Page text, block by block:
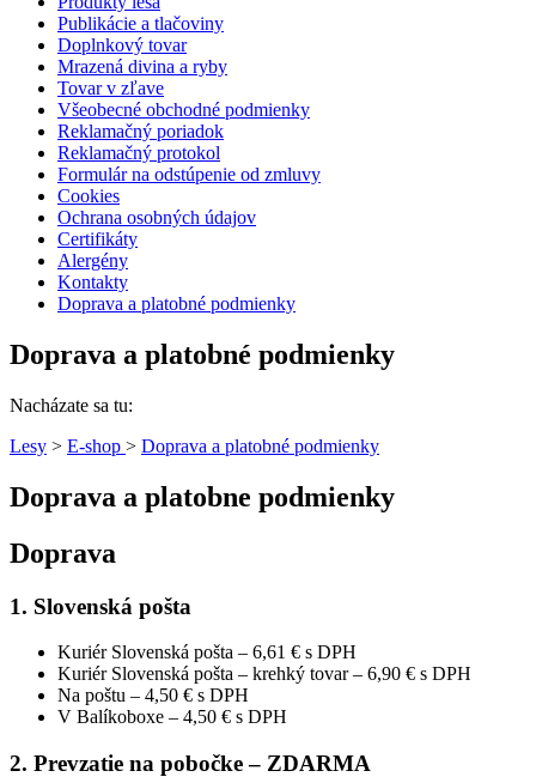
Publikácie a tlačoviny
Doplnkový tovar
Mrazená divina a ryby
Tovar v zľave
Všeobecné obchodné podmienky
Reklamačný poriadok
Reklamačný protokol
Formulár na odstúpenie od zmluvy
Cookies
Ochrana osobných údajov
Certifikáty
Alergény
Kontakty
Doprava a platobné podmienky
Doprava a platobné podmienky
Nacházate sa tu:
Lesy > E-shop > Doprava a platobné podmienky
Doprava a platobne podmienky
Doprava
1. Slovenská pošta
Kuriér Slovenská pošta – 6,61 € s DPH
Kuriér Slovenská pošta – krehký tovar – 6,90 € s DPH
Na poštu – 4,50 € s DPH
V Balíkoboxe – 4,50 € s DPH
2. Prevzatie na pobočke – ZDARMA